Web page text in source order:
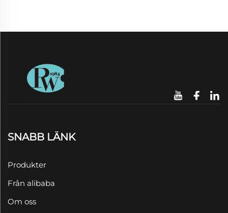
SNABB LÄNK
Produkter
Från alibaba
Om oss